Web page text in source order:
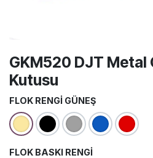
GKM520 DJT Metal
Kutusu
FLOK RENGI GÜNEŞ
FLOK BASKI RENGI